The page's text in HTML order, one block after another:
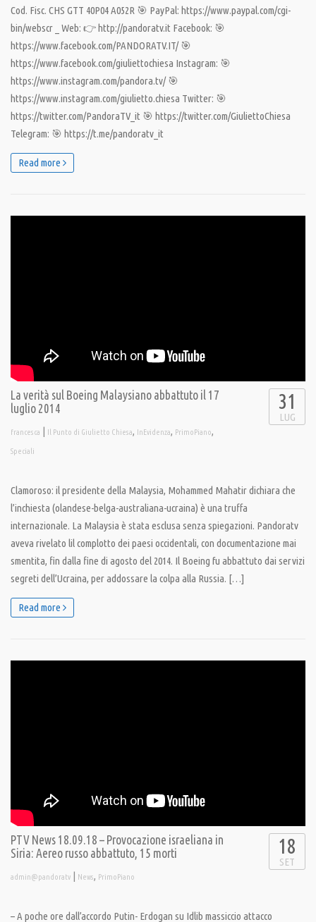
Cod. Fisc. CHS GTT 40P04 A052R 🎯 PayPal: https://www.paypal.com/cgi-
bin/webscr _ Web: 👉 http://pandoratv.it Facebook: 🎯
https://www.facebook.com/PANDORATV.IT/ 🎯
https://www.facebook.com/giuliettochiesa Instagram: 🎯
https://www.instagram.com/pandora.tv/ 🎯
https://www.instagram.com/giulietto.chiesa Twitter: 🎯
https://twitter.com/PandoraTV_it 🎯 https://twitter.com/GiuliettoChiesa
Telegram: 🎯 https://t.me/pandoratv_it
Read more
La verità sul Boeing Malaysiano abbattuto il 17
luglio 2014
francesca | Il Punto di Giulietto Chiesa, InEvidenza, PrimoPiano,
Speciali
31
LUG
Clamoroso: il presidente della Malaysia, Mohammed Mahatir dichiara che
l’inchiesta (olandese-belga-australiana-ucraina) è una truffa
internazionale. La Malaysia è stata esclusa senza spiegazioni. Pandoratv
aveva rivelato lil complotto dei paesi occidentali, con documentazione mai
smentita, fin dalla fine di agosto del 2014. Il Boeing fu abbattuto dai servizi
segreti dell’Ucraina, per addossare la colpa alla Russia. […]
Read more
PTV News 18.09.18 – Provocazione israeliana in
Siria: Aereo russo abbattuto, 15 morti
admin@pandoratv | News, PrimoPiano
18
SET
– A poche ore dall’accordo Putin- Erdogan su Idlib massiccio attacco